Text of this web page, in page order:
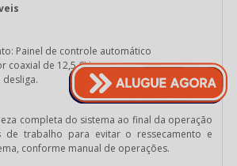
Painel de controle automático
coaxial de 12,5 CV
desliga.
completa do sistema ao final da operação
de trabalho para evitar o ressecamento e
conforme manual de operações.